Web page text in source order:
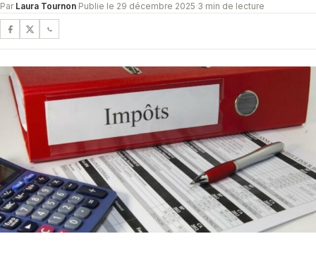
Par Laura Tournon·Publie le 29 décembre 2025·3 min de lecture